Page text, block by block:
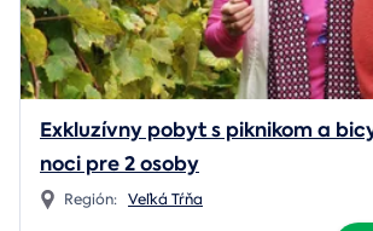
Exkluzívny pobyt s piknikom a
noci pre 2 osoby
Región: Veľká Tŕňa